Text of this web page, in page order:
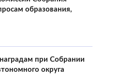
образования,
при Собрании
округа